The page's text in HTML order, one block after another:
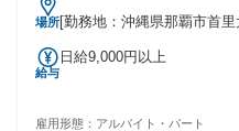
場所[勤務地：沖縄県那覇市首里
給与
日給9,000円以上
雇用形態： アルバイト・パート